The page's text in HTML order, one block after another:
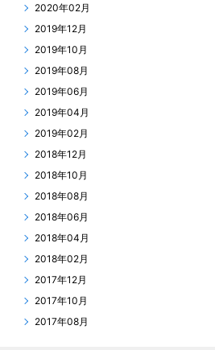
2020年02月
2019年12月
2019年10月
2019年08月
2019年06月
2019年04月
2019年02月
2018年12月
2018年10月
2018年08月
2018年06月
2018年04月
2018年02月
2017年12月
2017年10月
2017年08月